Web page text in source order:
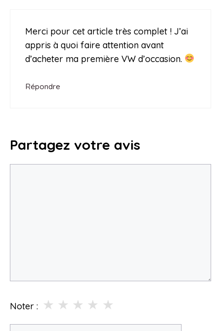
Merci pour cet article très complet ! J’ai
appris à quoi faire attention avant
d’acheter ma première VW d’occasion.
Répondre
Partagez votre avis
Noter : ★
★
★
★
★